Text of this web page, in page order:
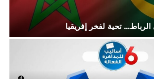
تحية لفخر إفريقيا